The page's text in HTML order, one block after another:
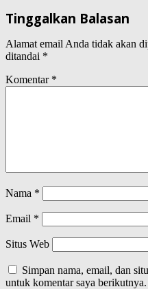
Tinggalkan Balasan
Alamat email Anda tidak akan
ditandai *
Komentar *
Nama *
Email *
Situs Web
Simpan nama, email, dan
untuk komentar saya berikutnya.